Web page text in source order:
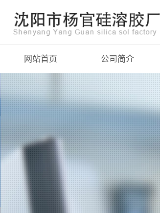
网站首页 公司简介